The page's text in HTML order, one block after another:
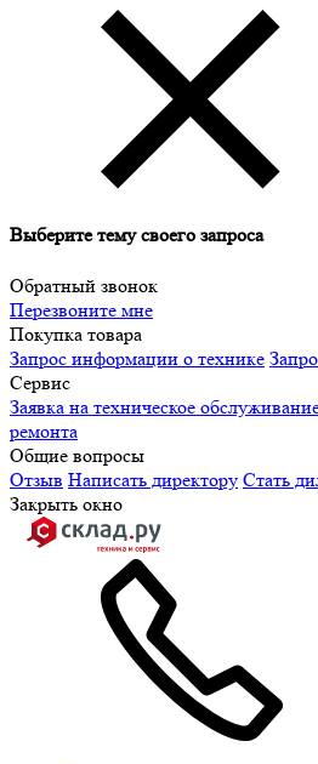
Выберите тему своего запроса
Обратный звонок
Перезвоните мне
Покупка товара
Запрос информации о технике
Сервис
Заявка на техническое
ремонта
Общие вопросы
Отзыв Написать директору Стать
Закрыть окно